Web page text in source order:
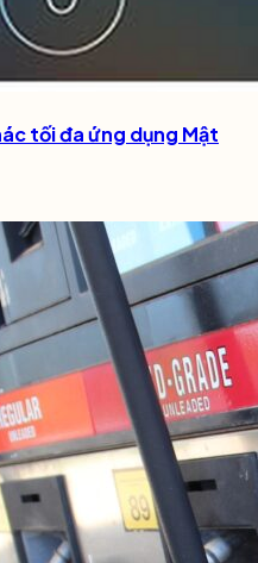
tối đa ứng dụng Mật